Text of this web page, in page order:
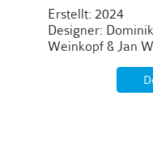
Erstellt: 2024
Designer:
Weinkopf & Jan